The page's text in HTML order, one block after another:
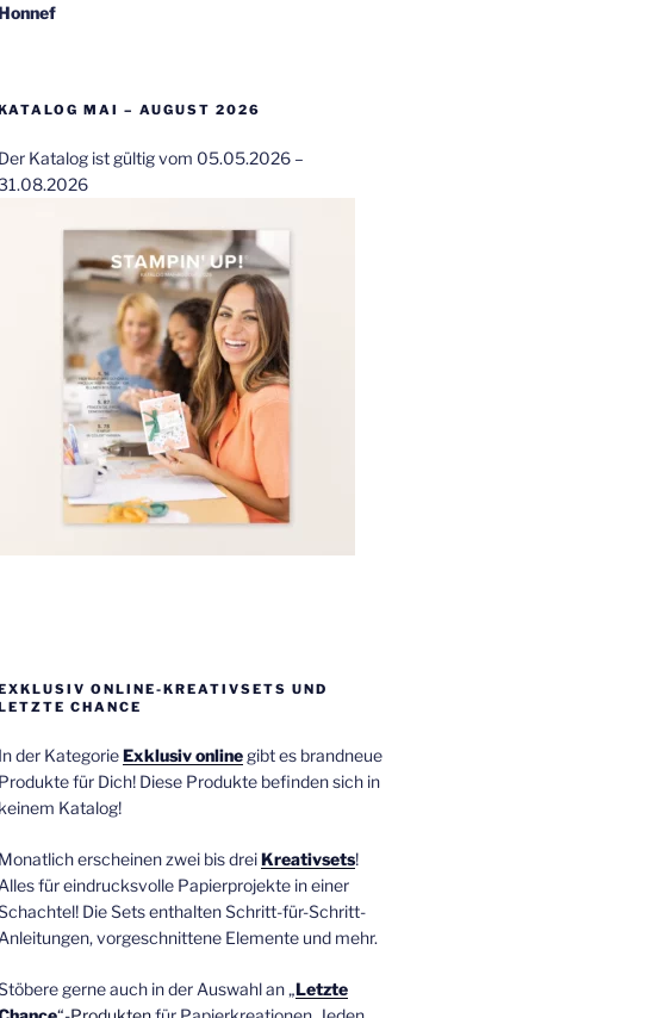
MAI – AUGUST 2026
Der Katalog ist gültig vom 05.05.2026 –
ONLINE-KREATIVSETS UND
CHANCE
In der KategorieExklusiv onlinegibt es brandneue
Produkte für Dich! Diese Produkte befinden sich in
keinem Katalog!
Monatlich erscheinen zwei bis drei Kreativsets!
Alles für eindrucksvolle Papierprojekte in einer
Die Sets enthalten Schritt-für-Schritt-
Anleitungen, vorgeschnittene Elemente und mehr.
gerne auch in der Auswahl an „Letzte